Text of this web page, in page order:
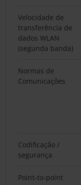
Velocidade de
transferência de
dados WLAN
(segunda banda)
Normas de
Comunicações
Codificação /
segurança
Point-to-point